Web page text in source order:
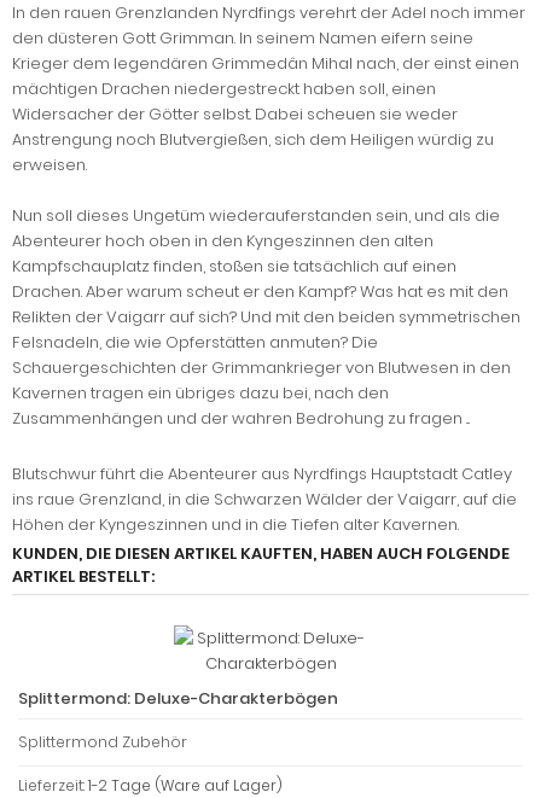
In den rauen Grenzlanden Nyrdfings verehrt der Adel noch immer
den düsteren Gott Grimman. In seinem Namen eifern seine
Krieger dem legendären Grimmedân Mihal nach, der einst einen
mächtigen Drachen niedergestreckt haben soll, einen
Widersacher der Götter selbst. Dabei scheuen sie weder
Anstrengung noch Blutvergießen, sich dem Heiligen würdig zu
erweisen.
Nun soll dieses Ungetüm wiederauferstanden sein, und als die
Abenteurer hoch oben in den Kyngeszinnen den alten
Kampfschauplatz finden, stoßen sie tatsächlich auf einen
Drachen. Aber warum scheut er den Kampf? Was hat es mit den
Relikten der Vaigarr auf sich? Und mit den beiden symmetrischen
Felsnadeln, die wie Opferstätten anmuten? Die
Schauergeschichten der Grimmankrieger von Blutwesen in den
Kavernen tragen ein übriges dazu bei, nach den
Zusammenhängen und der wahren Bedrohung zu fragen ...
Blutschwur führt die Abenteurer aus Nyrdfings Hauptstadt Catley
ins raue Grenzland, in die Schwarzen Wälder der Vaigarr, auf die
Höhen der Kyngeszinnen und in die Tiefen alter Kavernen.
KUNDEN, DIE DIESEN ARTIKEL KAUFTEN, HABEN AUCH FOLGENDE
ARTIKEL BESTELLT:
Splittermond: Deluxe-Charakterbögen
Splittermond Zubehör
Lieferzeit:1-2 Tage (Ware auf Lager)